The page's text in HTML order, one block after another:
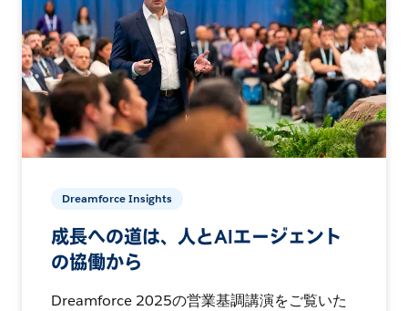
Dreamforce Insights
成長への道は、人とAIエージェント
の協働から
Dreamforce 2025の営業基調講演をご覧いた